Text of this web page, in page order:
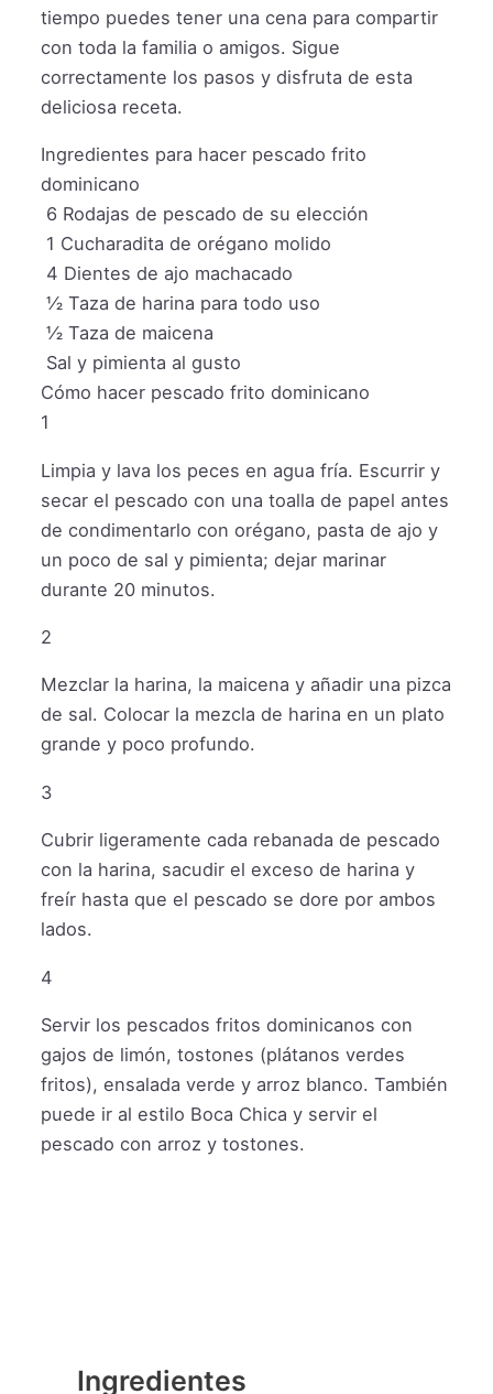
tiempo puedes tener una cena para compartir
con toda la familia o amigos. Sigue
correctamente los pasos y disfruta de esta
deliciosa receta.
Ingredientes para hacer pescado frito
dominicano
6 Rodajas de pescado de su elección
1 Cucharadita de orégano molido
4 Dientes de ajo machacado
½ Taza de harina para todo uso
½ Taza de maicena
Sal y pimienta al gusto
Cómo hacer pescado frito dominicano
1
Limpia y lava los peces en agua fría. Escurrir y
secar el pescado con una toalla de papel antes
de condimentarlo con orégano, pasta de ajo y
un poco de sal y pimienta; dejar marinar
durante 20 minutos.
2
Mezclar la harina, la maicena y añadir una pizca
de sal. Colocar la mezcla de harina en un plato
grande y poco profundo.
3
Cubrir ligeramente cada rebanada de pescado
con la harina, sacudir el exceso de harina y
freír hasta que el pescado se dore por ambos
lados.
4
Servir los pescados fritos dominicanos con
gajos de limón, tostones (plátanos verdes
fritos), ensalada verde y arroz blanco. También
puede ir al estilo Boca Chica y servir el
pescado con arroz y tostones.
Ingredientes